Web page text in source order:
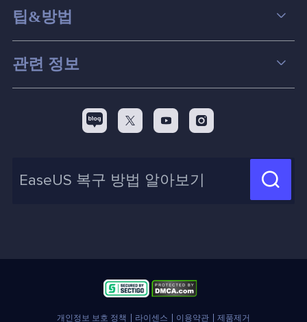
데이터 복구
파티션 관리
스크린 레코더
백업&복원
신제품 New
팁&방법
컴퓨터 데이터 복구 팁
맥 데이터 복구 팁
디스크 파티션 팁
화면 녹화 팁
인사이트 보고서
관련 정보
리셀러
  

개인정보 보호 정책 라이센스 이용약관 제품제거